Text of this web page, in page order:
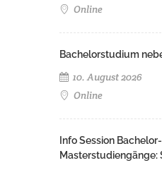
Online
Bachelorstudium
10. August 2026
Online
Info Session